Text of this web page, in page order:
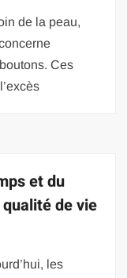
de la peau,
Ces
et du
de vie
les